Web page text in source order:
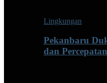
Lingkungan
Pekanbaru
dan